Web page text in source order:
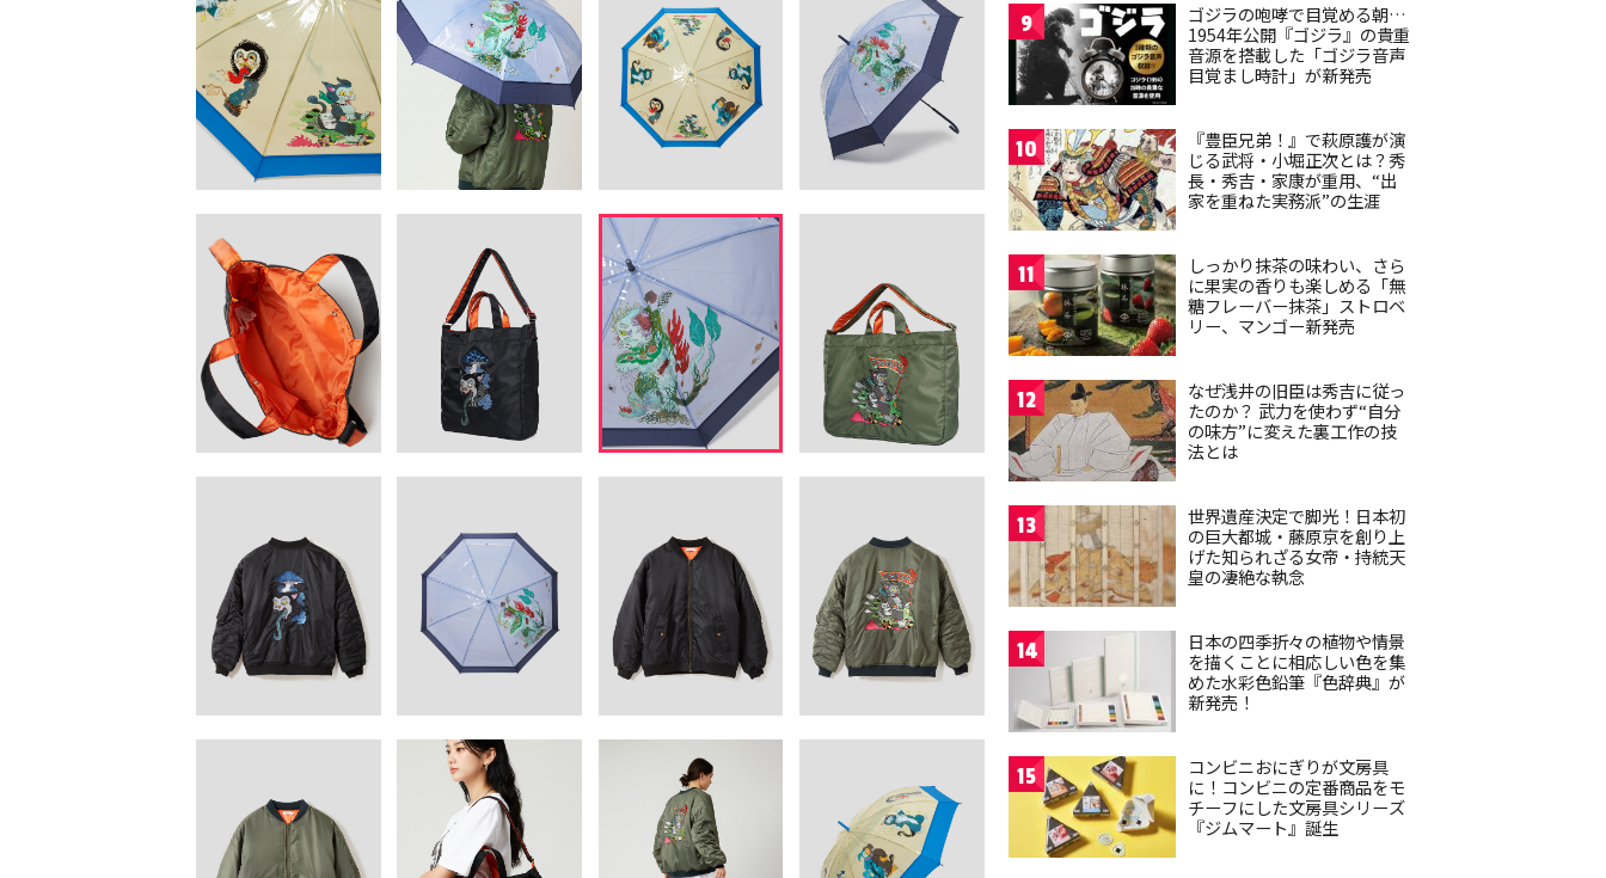
9
ゴジラの咆哮で目覚める朝…
1954年公開『ゴジラ』の貴重
音源を搭載した「ゴジラ音声
目覚まし時計」が新発売
10
『豊臣兄弟！』で萩原護が演
じる武将・小堀正次とは？秀
長・秀吉・家康が重用、“出
家を重ねた実務派”の生涯
11
しっかり抹茶の味わい、さら
に果実の香りも楽しめる「無
糖フレーバー抹茶」ストロベ
リー、マンゴー新発売
12
なぜ浅井の旧臣は秀吉に従っ
たのか？ 武力を使わず“自分
の味方”に変えた裏工作の技
法とは
13
世界遺産決定で脚光！日本初
の巨大都城・藤原京を創り上
げた知られざる女帝・持統天
皇の凄絶な執念
14
日本の四季折々の植物や情景
を描くことに相応しい色を集
めた水彩色鉛筆『色辞典』が
新発売！
15
コンビニおにぎりが文房具
に！コンビニの定番商品をモ
チーフにした文房具シリーズ
『ジムマート』誕生